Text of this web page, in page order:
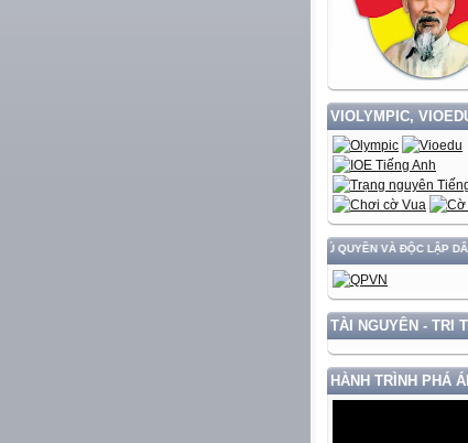
VIOLYMPIC,
ĐẤT NƯỚC GẮN VỚI BẢO VỆ VỮNG CHẮC CHỦ QUYỀN VÀ ĐỘC LẬP DÂN TỘC!
TÀI NGUYÊN - TRI
HÀNH TRÌNH PHÁ